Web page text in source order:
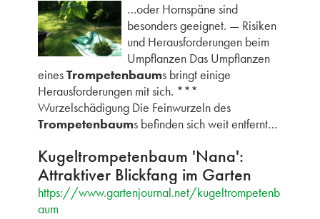
…oder Hornspäne sind
besonders geeignet. — Risiken
und Herausforderungen beim
Umpflanzen Das Umpflanzen
einesTrompetenbaums bringt einige
Herausforderungen mit sich. ***
Wurzelschädigung Die Feinwurzeln des
Trompetenbaums befinden sich weit entfernt…
Kugeltrompetenbaum 'Nana':
Attraktiver Blickfang im Garten
https://www.gartenjournal.net/kugeltrompetenb
aum